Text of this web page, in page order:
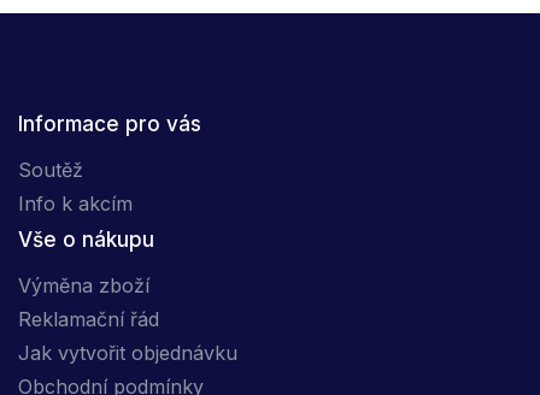
Informace pro vás
Soutěž
Info k akcím
Vše o nákupu
Výměna zboží
Reklamační řád
Jak vytvořit objednávku
Obchodní podmínky